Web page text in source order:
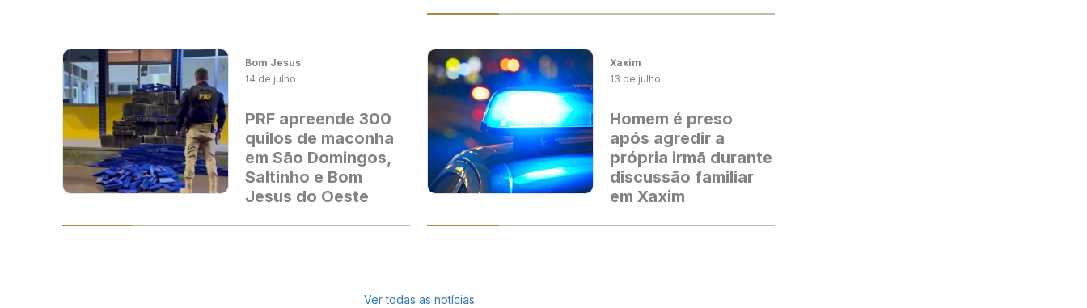
Bom Jesus
14 de julho
PRF apreende 300
quilos de maconha
em São Domingos,
Saltinho e Bom
Jesus do Oeste
Xaxim
13 de julho
Homem é preso
após agredir a
própria irmã durante
discussão familiar
em Xaxim
Ver todas as notícias